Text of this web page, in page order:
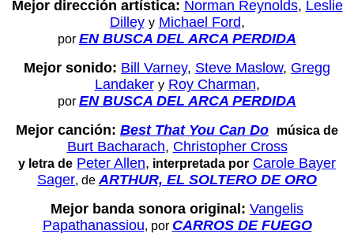
Mejor dirección artística: Norman Reynolds, Leslie
Dilley y Michael Ford,
por EN BUSCA DEL ARCA PERDIDA
Mejor sonido: Bill Varney, Steve Maslow, Gregg
Landaker y Roy Charman,
por EN BUSCA DEL ARCA PERDIDA
Mejor canción: Best That You Can Do música de
Burt Bacharach, Christopher Cross
y letra de Peter Allen, interpretada por Carole Bayer
Sager, de ARTHUR, EL SOLTERO DE ORO
Mejor banda sonora original: Vangelis
Papathanassiou, por CARROS DE FUEGO